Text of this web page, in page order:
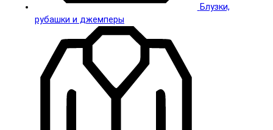
Блузки,
рубашки и джемперы